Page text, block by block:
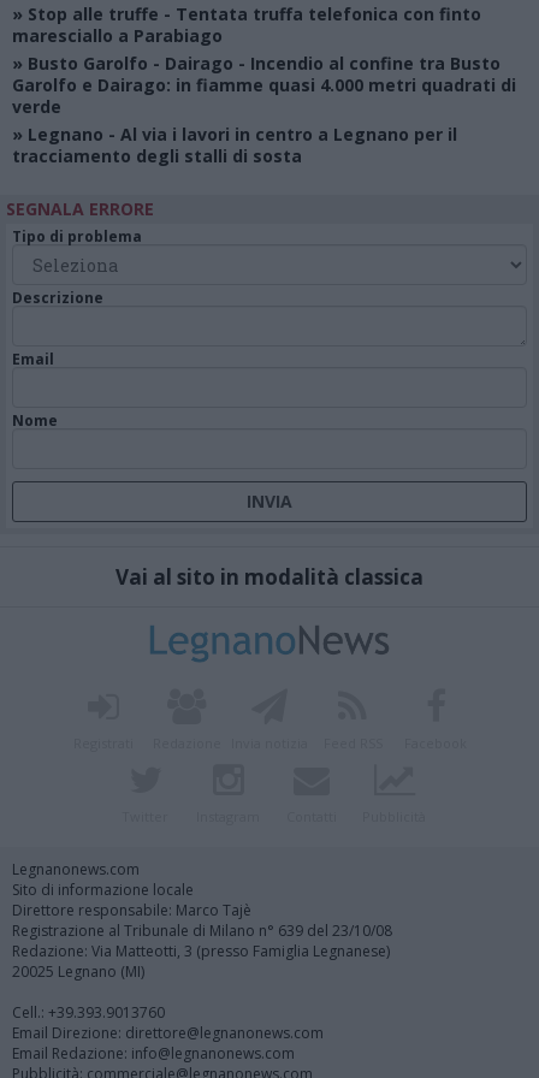
» Stop alle truffe - Tentata truffa telefonica con finto
maresciallo a Parabiago
» Busto Garolfo - Dairago - Incendio al confine tra Busto
Garolfo e Dairago: in fiamme quasi 4.000 metri quadrati di
verde
» Legnano - Al via i lavori in centro a Legnano per il
tracciamento degli stalli di sosta
SEGNALA ERRORE
Tipo di problema
Descrizione
Email
Nome
Vai al sito in modalità classica
Legnanonews.com
Sito di informazione locale
Direttore responsabile: Marco Tajè
Registrazione al Tribunale di Milano n° 639 del 23/10/08
Redazione: Via Matteotti, 3 (presso Famiglia Legnanese)
20025 Legnano (MI)
Cell.: +39.393.9013760
Email Direzione: direttore@legnanonews.com
Email Redazione: info@legnanonews.com